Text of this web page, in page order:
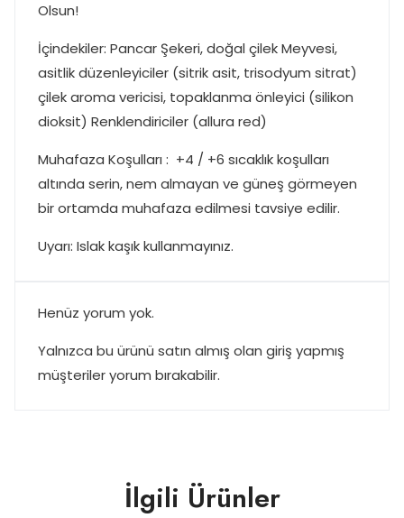
Olsun!
İçindekiler: Pancar Şekeri, doğal çilek Meyvesi,
asitlik düzenleyiciler (sitrik asit, trisodyum sitrat)
çilek aroma vericisi, topaklanma önleyici (silikon
dioksit) Renklendiriciler (allura red)
Muhafaza Koşulları : +4 / +6 sıcaklık koşulları
altında serin, nem almayan ve güneş görmeyen
bir ortamda muhafaza edilmesi tavsiye edilir.
Uyarı: Islak kaşık kullanmayınız.
Henüz yorum yok.
Yalnızca bu ürünü satın almış olan giriş yapmış
müşteriler yorum bırakabilir.
İlgili Ürünler